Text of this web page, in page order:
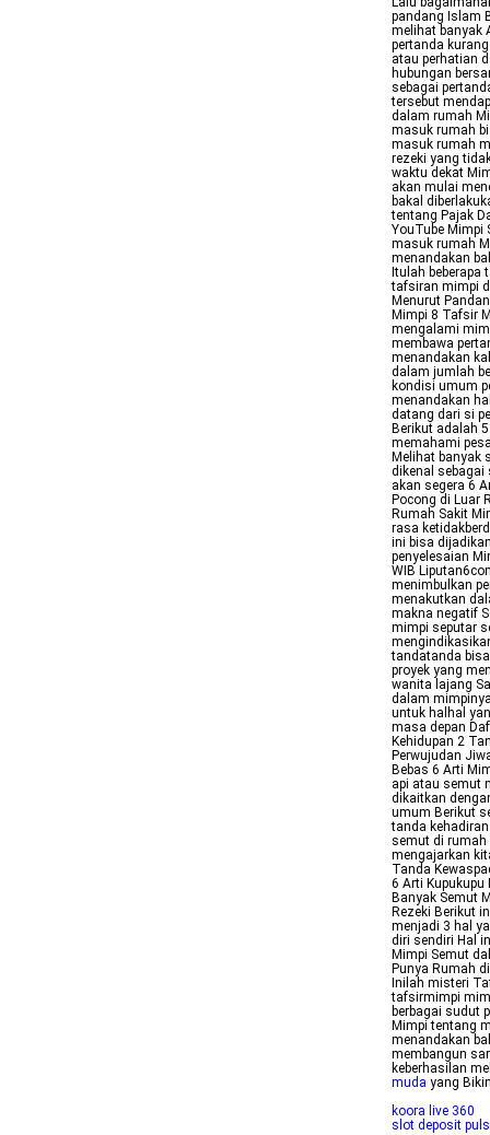
pandang Islam
melihat banyak
pertanda
atau perhatian
hubungan
sebagai
tersebut
dalam rumah
masuk rumah
masuk rumah
rezeki yang
waktu dekat
akan mulai
bakal
tentang Pajak
YouTube Mimpi
masuk rumah
menandakan
Itulah
tafsiran mimpi
Menurut
Mimpi 8 Tafsir
mengalami
membawa
menandakan
dalam jumlah
kondisi umum
menandakan
datang dari si
Berikut adalah
memahami
Melihat banyak
dikenal sebagai
akan segera 6
Pocong di Luar
Rumah Sakit
rasa
ini bisa
penyelesaian
WIB
menimbulkan
menakutkan
makna negatif
mimpi seputar
tandatanda
proyek yang
wanita lajang
dalam
untuk halhal
masa depan
Kehidupan 2
Perwujudan
Bebas 6 Arti
api atau semut
dikaitkan
umum Berikut
tanda
semut di
mengajarkan
Tanda
6 Arti
Banyak Semut
Rezeki Berikut
menjadi 3 hal
diri sendiri Hal
Mimpi Semut
Punya Rumah
Inilah misteri
tafsirmimpi
berbagai sudut
Mimpi tentang
menandakan
membangun
keberhasilan
muda yang
koora live 360
slot deposit